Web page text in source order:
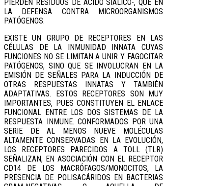
PIERDEN RESIDUOS DE ÁCIDO SIÁLICO-, QUE EN
LA DEFENSA CONTRA MICROORGANISMOS
PATÓGENOS.
EXISTE UN GRUPO DE RECEPTORES EN LAS
CÉLULAS DE LA INMUNIDAD INNATA CUYAS
FUNCIONES NO SE LIMITAN A UNIR Y FAGOCITAR
PATÓGENOS, SINO QUE SE INVOLUCRAN EN LA
EMISIÓN DE SEÑALES PARA LA INDUCCIÓN DE
OTRAS RESPUESTAS INNATAS Y TAMBIÉN
ADAPTATIVAS. ESTOS RECEPTORES SON MUY
IMPORTANTES, PUES CONSTITUYEN EL ENLACE
FUNCIONAL ENTRE LOS DOS SISTEMAS DE LA
RESPUESTA INMUNE. CONFORMADOS POR UNA
SERIE DE AL MENOS NUEVE MOLÉCULAS
ALTAMENTE CONSERVADAS EN LA EVOLUCIÓN,
LOS RECEPTORES PARECIDOS A TOLL (TLR)
SEÑALIZAN, EN ASOCIACIÓN CON EL RECEPTOR
CD14 DE LOS MACRÓFAGOS/MONOCITOS, LA
PRESENCIA DE POLISACÁRIDOS EN BACTERIAS